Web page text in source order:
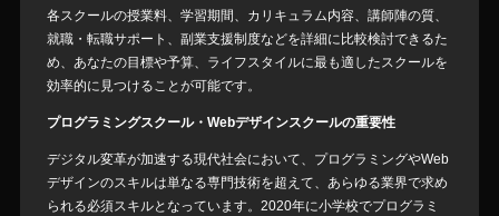
各スクールの授業料、学習期間、カリキュラム内容、講師陣の質、
就職・転職サポート、副業支援制度などを詳細に比較検討できるた
め、あなたの目標や予算、ライフスタイルに最も適したスクールを
効率的に見つけることが可能です。
プログラミングスクール・Webデザインスクールの重要性
デジタル変革が加速する現代社会において、プログラミングやWeb
デザインのスキルは単なる専門技術を超えて、あらゆる業界で求め
られる必須スキルとなっています。2020年に小学校でプログラミ